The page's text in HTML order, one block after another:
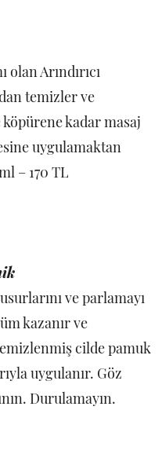
olan Arındırıcı
temizler ve
kadar masaj
uygulamaktan
– 170 TL
ve parlamayı
kazanır ve
cilde pamuk
uygulanır. Göz
Durulamayın.